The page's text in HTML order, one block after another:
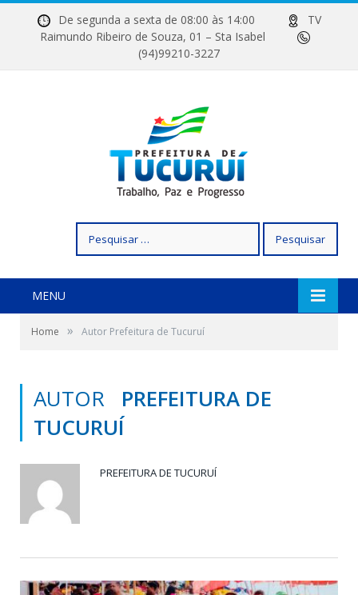
De segunda a sexta de 08:00 às 14:00
TV
Raimundo Ribeiro de Souza, 01 – Sta Isabel
(94)99210-3227
por:
MENU
Home » Autor Prefeitura de Tucuruí
AUTOR
PREFEITURA DE
TUCURUÍ
PREFEITURA DE TUCURUÍ